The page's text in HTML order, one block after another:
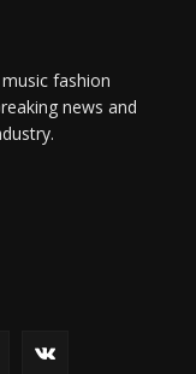
fashion
news and